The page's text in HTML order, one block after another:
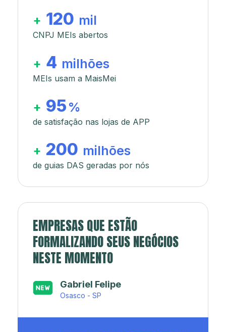
+ 120 mil
CNPJ MEIs abertos
+ 4 milhões
MEIs usam a MaisMei
+ 95 %
de satisfação nas lojas de APP
+ 200 milhões
de guias DAS geradas por nós
EMPRESAS QUE ESTÃO
FORMALIZANDO SEUS NEGÓCIOS
NESTE MOMENTO
Japa’s açaí e sorveteria
Rio de Janeiro - RJ